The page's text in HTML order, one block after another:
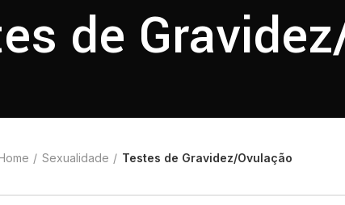
de
Sexualidade Testes de Gravidez/Ovulação